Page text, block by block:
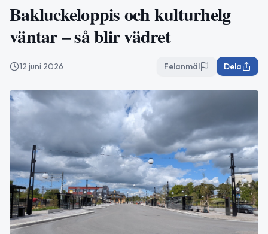
Bakluckeloppis och kulturhelg
väntar – så blir vädret
12 juni 2026 Felanmäl Dela